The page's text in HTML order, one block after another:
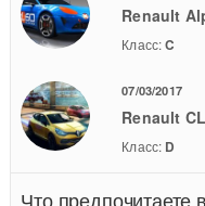
Renault
Класс:C
07/03/2017
Renault
Класс: D
Что предпочитаете